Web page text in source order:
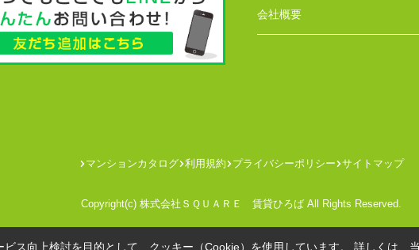
会社概要
マンションカタログ 利用規約 プライバシーポリシー サイトマップ
Copyright(c) 株式会社ＳＱＵＡＲＥ 賃貸ひろば All Rights Reserved.
ス向上検討を目的として、クッキー（Cookie）を使用しています。 詳しくは、